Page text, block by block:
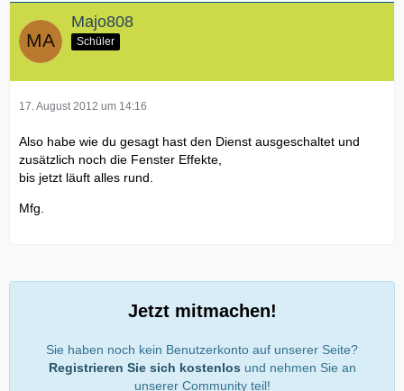
Majo808
Schüler
17. August 2012 um 14:16
Also habe wie du gesagt hast den Dienst ausgeschaltet und
zusätzlich noch die Fenster Effekte,
bis jetzt läuft alles rund.
Mfg.
Jetzt mitmachen!
Sie haben noch kein Benutzerkonto auf unserer Seite?
Registrieren Sie sich kostenlos und nehmen Sie an
unserer Community teil!